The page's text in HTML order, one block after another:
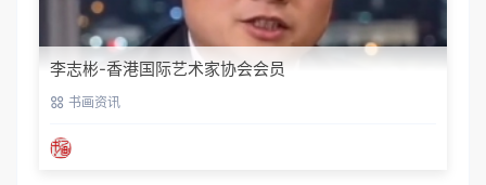
李志彬-香港国际艺术家协会会员
书画资讯